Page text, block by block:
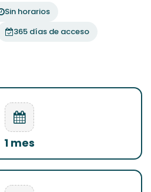
Sin horarios
365 días de acceso
1 mes